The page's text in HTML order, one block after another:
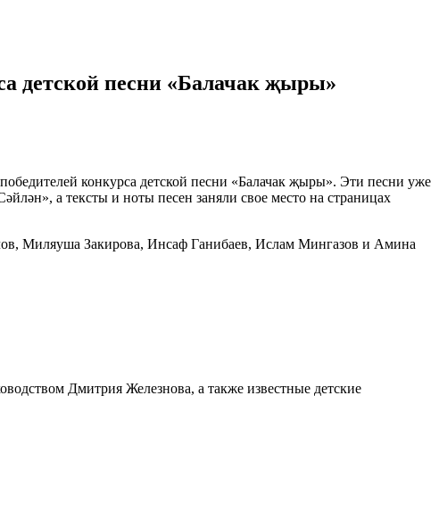
детской песни «Балачак җыры»
конкурса детской песни «Балачак җыры». Эти песни уже
а тексты и ноты песен заняли свое место на страницах
Миляуша Закирова, Инсаф Ганибаев, Ислам Мингазов и Амина
Дмитрия Железнова, а также известные детские